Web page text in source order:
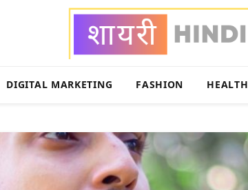
DIGITAL MARKETING FASHION HEALTH